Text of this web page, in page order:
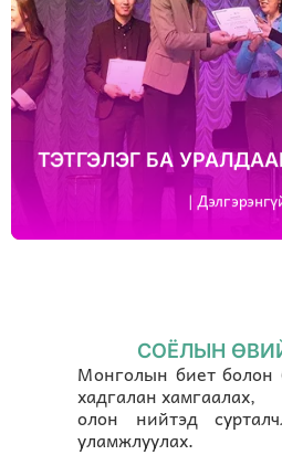
ТЭТГЭЛЭГ БА
|
СОЁЛЫН
Монголын биет болон
хадгалан хамгаалах,
олон нийтэд
уламжлуулах.